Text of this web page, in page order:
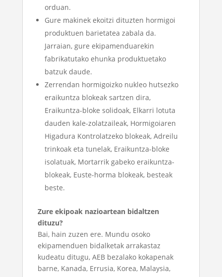
orduan.
Gure makinek ekoitzi dituzten hormigoi
produktuen barietatea zabala da.
Jarraian, gure ekipamenduarekin
fabrikatutako ehunka produktuetako
batzuk daude.
Zerrendan hormigoizko nukleo hutsezko
eraikuntza blokeak sartzen dira,
Eraikuntza-bloke solidoak, Elkarri lotuta
dauden kale-zolatzaileak, Hormigoiaren
Higadura Kontrolatzeko blokeak, Adreilu
trinkoak eta tunelak, Eraikuntza-bloke
isolatuak, Mortarrik gabeko eraikuntza-
blokeak, Euste-horma blokeak, besteak
beste.
Zure ekipoak nazioartean bidaltzen
dituzu?
Bai, hain zuzen ere. Mundu osoko
ekipamenduen bidalketak arrakastaz
kudeatu ditugu, AEB bezalako kokapenak
barne, Kanada, Errusia, Korea, Malaysia,